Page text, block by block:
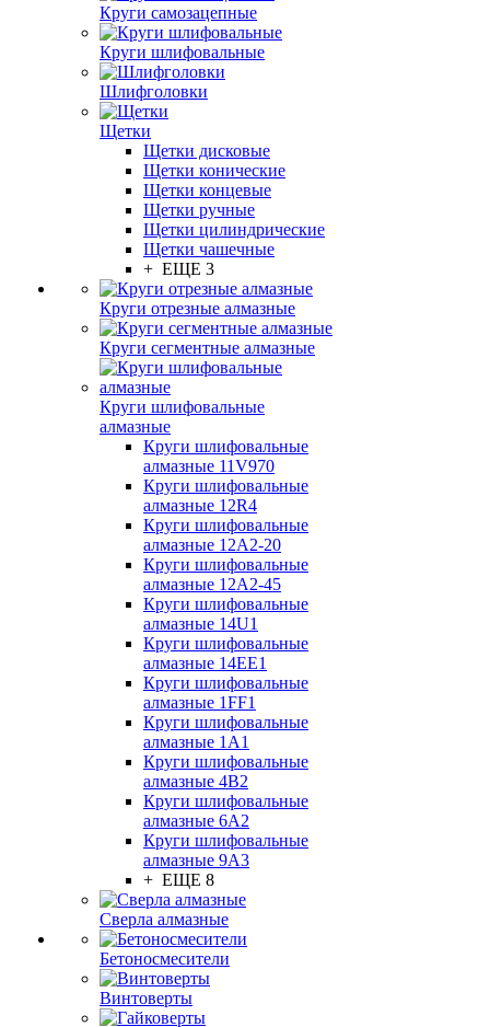
Круги самозацепные
Круги шлифовальные
Шлифголовки
Щетки
Щетки дисковые
Щетки конические
Щетки концевые
Щетки ручные
Щетки цилиндрические
Щетки чашечные
+ ЕЩЕ 3
Круги отрезные алмазные
Круги сегментные алмазные
Круги шлифовальные
алмазные
Круги шлифовальные
алмазные 11V970
Круги шлифовальные
алмазные 12R4
Круги шлифовальные
алмазные 12А2-20
Круги шлифовальные
алмазные 12А2-45
Круги шлифовальные
алмазные 14U1
Круги шлифовальные
алмазные 14ЕЕ1
Круги шлифовальные
алмазные 1FF1
Круги шлифовальные
алмазные 1А1
Круги шлифовальные
алмазные 4В2
Круги шлифовальные
алмазные 6A2
Круги шлифовальные
алмазные 9А3
+ ЕЩЕ 8
Сверла алмазные
Бетоносмесители
Винтоверты